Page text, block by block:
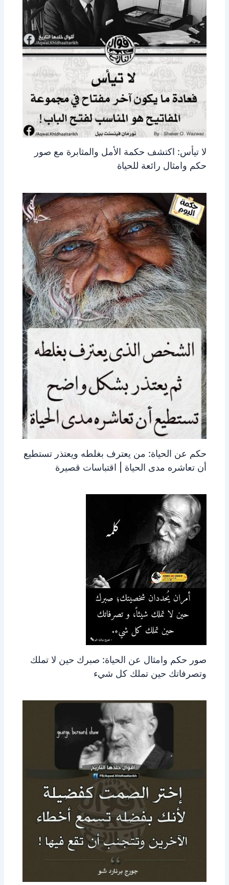
لا تيأس: اكتشف حكمة الأمل والمثابرة مع صور
حكم وامثال رائعة للحياة
حكم عن الحياة: من يعترف بغلطه ويعتذر تستطيع
أن تعاشره مدى الحياة | اقتباسات قصيرة
صور حكم وامثال عن الحياة: صبرك حين لا تملك
وتصرفاتك حين تملك كل شيء